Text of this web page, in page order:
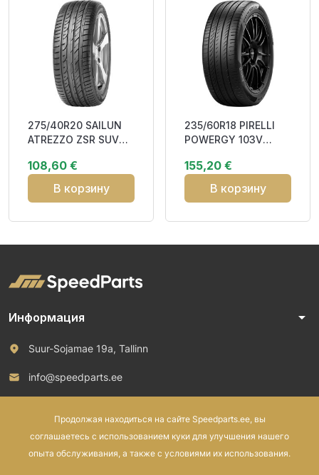
275/40R20 SAILUN
ATREZZO ZSR SUV
108,60 €
В корзину
235/60R18 PIRELLI
POWERGY 103V
155,20 €
В корзину
Информация arrow_drop_down
Suur-Sojamae 19a, Tallinn
info@speedparts.ee
Продолжая находиться на сайте Speedparts.ee, вы
соглашаетесь с использованием куки для улучшения нашего
опыта обслуживания, а также с условиями их использования.